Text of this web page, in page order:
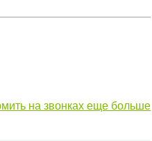
на звонках еще больше